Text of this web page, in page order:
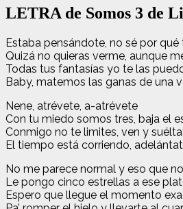
LETRA de Somos 3 de
Estaba pensándote, no sé por qué
Quizá no quieras verme, aunque
Todas tus fantasías yo te las
Baby, matemos las ganas de una
Nene, atrévete, a-atrévete
Con tu miedo somos tres, baja el
Conmigo no te limites, ven y
El tiempo está corriendo,
No me parece normal y eso que
Le pongo cinco estrellas a ese
Espero que llegue el momento